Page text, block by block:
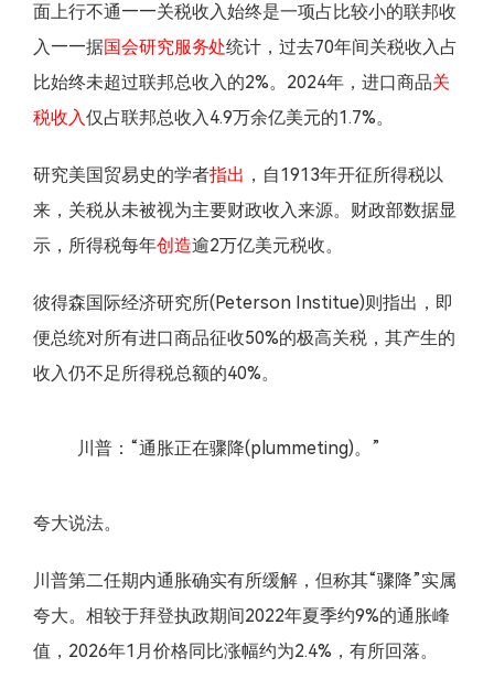
面上行不通——关税收入始终是一项占比较小的联邦收
入——据国会研究服务处统计，过去70年间关税收入占
比始终未超过联邦总收入的2%。2024年，进口商品关
税收入仅占联邦总收入4.9万余亿美元的1.7%。
研究美国贸易史的学者指出 ，自1913年开征所得税以
来，关税从未被视为主要财政收入来源。财政部数据显
示，所得税每年创造逾2万亿美元税收。
彼得森国际经济研究所(Peterson Institue)则指出，即
便总统对所有进口商品征收50%的极高关税，其产生的
收入仍不足所得税总额的40%。
川普：“通胀正在骤降(plummeting)。”
夸大说法。
川普第二任期内通胀确实有所缓解，但称其“骤降”实属
夸大。相较于拜登执政期间2022年夏季约9%的通胀峰
值，2026年1月价格同比涨幅约为2.4%，有所回落。